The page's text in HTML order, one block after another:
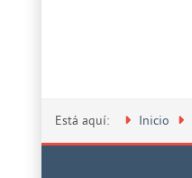
Está aquí: Inicio